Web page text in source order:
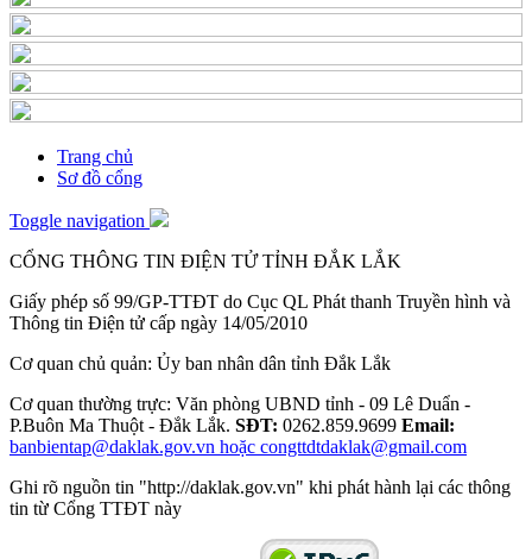
Trang chủ
Sơ đồ cổng
Toggle navigation
CỔNG THÔNG TIN ĐIỆN TỬ TỈNH ĐẮK LẮK
Giấy phép số 99/GP-TTĐT do Cục QL Phát thanh Truyền hình và
Thông tin Điện tử cấp ngày 14/05/2010
Cơ quan chủ quản: Ủy ban nhân dân tỉnh Đắk Lắk
Cơ quan thường trực: Văn phòng UBND tỉnh - 09 Lê Duẩn -
P.Buôn Ma Thuột - Đắk Lắk. SĐT: 0262.859.9699 Email:
banbientap@daklak.gov.vn hoặc congttdtdaklak@gmail.com
Ghi rõ nguồn tin "http://daklak.gov.vn" khi phát hành lại các thông
tin từ Cổng TTĐT này